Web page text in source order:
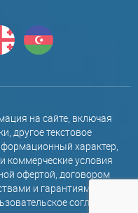
на сайте, включая
другое текстовое
характер,
коммерческие условия
офертой, договором
и гарантиями,
соглашение